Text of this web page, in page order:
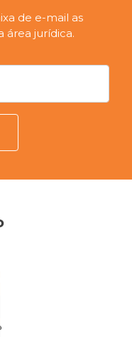
de e-mail as
área jurídica.